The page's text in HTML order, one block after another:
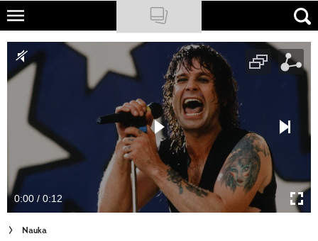
Skip
main
content
NATIONAL GEOGRAPHIC
TRAVELER
PODCASTY
Newsletter
Cuda Polski
Wielki Konkurs Fotograficzny
0:00 / 0:12
Nauka